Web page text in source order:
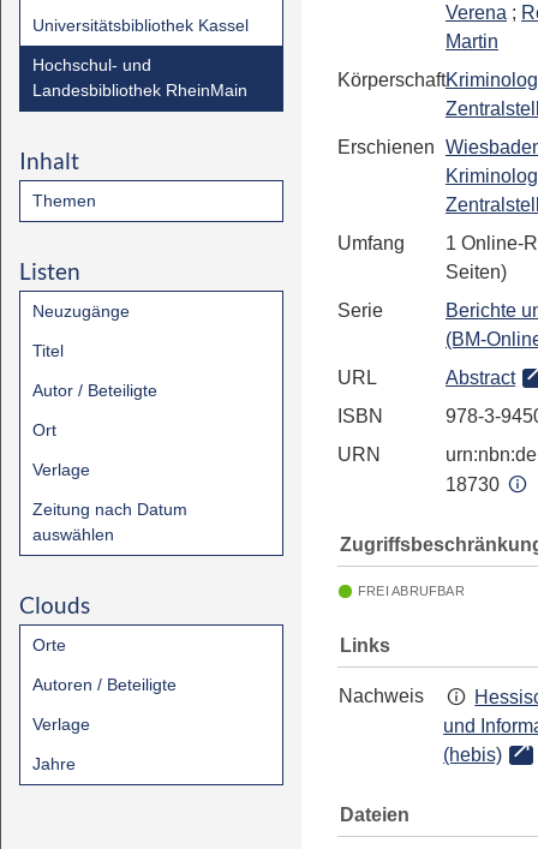
Universitätsbibliothek Kassel
Hochschul- und
Landesbibliothek RheinMain
Inhalt
Themen
Listen
Neuzugänge
Titel
Autor / Beteiligte
Ort
Verlage
Zeitung nach Datum
auswählen
Clouds
Orte
Autoren / Beteiligte
Verlage
Jahre
Verena ;
Martin
Körperschaft
Erschienen
Umfang
1 Online-
Seiten)
Serie
Berichte
(BM-
URL
Abstract
ISBN
978-3-
URN
18730
FREI ABRUFBAR
Links
Nachweis
und
(hebis)
Dateien